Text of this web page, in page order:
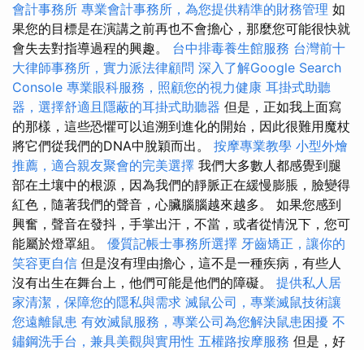
會計事務所 專業會計事務所，為您提供精準的財務管理 如
果您的目標是在演講之前再也不會擔心，那麼您可能很快就
會失去對指導過程的興趣。 台中排毒養生館服務 台灣前十
大律師事務所，實力派法律顧問 深入了解Google Search
Console 專業眼科服務，照顧您的視力健康 耳掛式助聽
器，選擇舒適且隱蔽的耳掛式助聽器 但是，正如我上面寫
的那樣，這些恐懼可以追溯到進化的開始，因此很難用魔杖
將它們從我們的DNA中脫穎而出。 按摩專業教學 小型外燴
推薦，適合親友聚會的完美選擇 我們大多數人都感覺到腿
部在土壤中的根源，因為我們的靜脈正在緩慢膨脹，臉變得
紅色，隨著我們的聲音，心臟腦腦越來越多。 如果您感到
興奮，聲音在發抖，手掌出汗，不當，或者從情況下，您可
能屬於燈罩組。 優質記帳士事務所選擇 牙齒矯正，讓你的
笑容更自信 但是沒有理由擔心，這不是一種疾病，有些人
沒有出生在舞台上，他們可能是他們的障礙。 提供私人居
家清潔，保障您的隱私與需求 滅鼠公司，專業滅鼠技術讓
您遠離鼠患 有效滅鼠服務，專業公司為您解決鼠患困擾 不
鏽鋼洗手台，兼具美觀與實用性 五權路按摩服務 但是，好